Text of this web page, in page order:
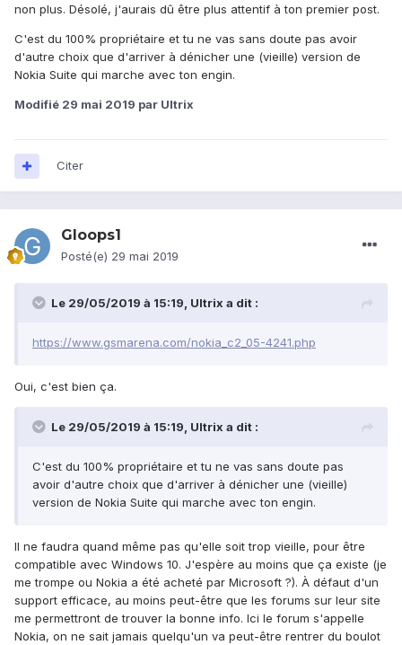
non plus. Désolé, j'aurais dû être plus attentif à ton premier post.
C'est du 100% propriétaire et tu ne vas sans doute pas avoir
d'autre choix que d'arriver à dénicher une (vieille) version de
Nokia Suite qui marche avec ton engin.
Modifié 29 mai 2019 par Ultrix
Citer
Gloops1
Posté(e) 29 mai 2019
Le 29/05/2019 à 15:19, Ultrix a dit :
https://www.gsmarena.com/nokia_c2_05-4241.php
Oui, c'est bien ça.
Le 29/05/2019 à 15:19, Ultrix a dit :
C'est du 100% propriétaire et tu ne vas sans doute pas
avoir d'autre choix que d'arriver à dénicher une (vieille)
version de Nokia Suite qui marche avec ton engin.
Il ne faudra quand même pas qu'elle soit trop vieille, pour être
compatible avec Windows 10. J'espère au moins que ça existe (je
me trompe ou Nokia a été acheté par Microsoft ?). À défaut d'un
support efficace, au moins peut-être que les forums sur leur site
me permettront de trouver la bonne info. Ici le forum s'appelle
Nokia, on ne sait jamais quelqu'un va peut-être rentrer du boulot